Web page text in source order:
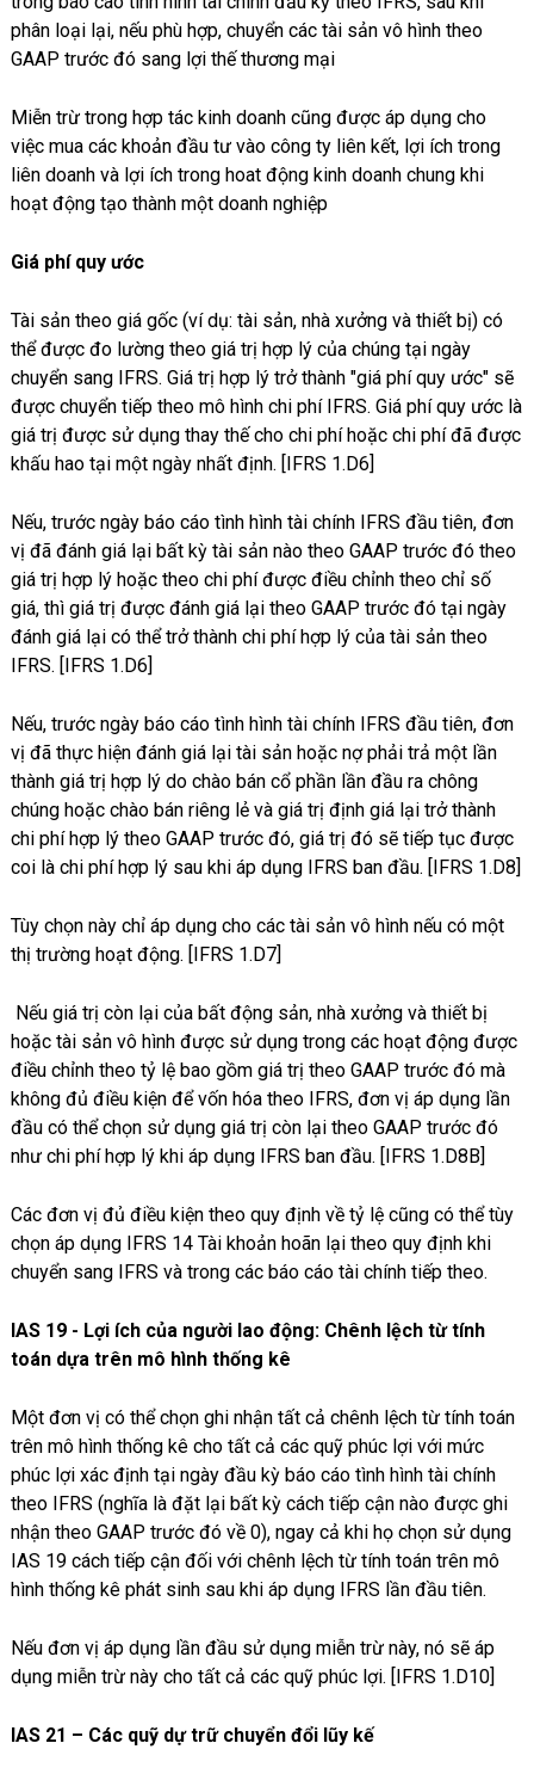
phân loại lại, nếu phù hợp, chuyển các tài sản vô hình theo
GAAP trước đó sang lợi thế thương mại
Miễn trừ trong hợp tác kinh doanh cũng được áp dụng cho
việc mua các khoản đầu tư vào công ty liên kết, lợi ích trong
liên doanh và lợi ích trong hoat động kinh doanh chung khi
hoạt động tạo thành một doanh nghiệp
Giá phí quy ước
Tài sản theo giá gốc (ví dụ: tài sản, nhà xưởng và thiết bị) có
thể được đo lường theo giá trị hợp lý của chúng tại ngày
chuyển sang IFRS. Giá trị hợp lý trở thành "giá phí quy ước" sẽ
được chuyển tiếp theo mô hình chi phí IFRS. Giá phí quy ước là
giá trị được sử dụng thay thế cho chi phí hoặc chi phí đã được
khấu hao tại một ngày nhất định. [IFRS 1.D6]
Nếu, trước ngày báo cáo tình hình tài chính IFRS đầu tiên, đơn
vị đã đánh giá lại bất kỳ tài sản nào theo GAAP trước đó theo
giá trị hợp lý hoặc theo chi phí được điều chỉnh theo chỉ số
giá, thì giá trị được đánh giá lại theo GAAP trước đó tại ngày
đánh giá lại có thể trở thành chi phí hợp lý của tài sản theo
IFRS. [IFRS 1.D6]
Nếu, trước ngày báo cáo tình hình tài chính IFRS đầu tiên, đơn
vị đã thực hiện đánh giá lại tài sản hoặc nợ phải trả một lần
thành giá trị hợp lý do chào bán cổ phần lần đầu ra chông
chúng hoặc chào bán riêng lẻ và giá trị định giá lại trở thành
chi phí hợp lý theo GAAP trước đó, giá trị đó sẽ tiếp tục được
coi là chi phí hợp lý sau khi áp dụng IFRS ban đầu. [IFRS 1.D8]
Tùy chọn này chỉ áp dụng cho các tài sản vô hình nếu có một
thị trường hoạt động. [IFRS 1.D7]
Nếu giá trị còn lại của bất động sản, nhà xưởng và thiết bị
hoặc tài sản vô hình được sử dụng trong các hoạt động được
điều chỉnh theo tỷ lệ bao gồm giá trị theo GAAP trước đó mà
không đủ điều kiện để vốn hóa theo IFRS, đơn vị áp dụng lần
đầu có thể chọn sử dụng giá trị còn lại theo GAAP trước đó
như chi phí hợp lý khi áp dụng IFRS ban đầu. [IFRS 1.D8B]
Các đơn vị đủ điều kiện theo quy định về tỷ lệ cũng có thể tùy
chọn áp dụng IFRS 14 Tài khoản hoãn lại theo quy định khi
chuyển sang IFRS và trong các báo cáo tài chính tiếp theo.
IAS 19 - Lợi ích của người lao động: Chênh lệch từ tính
toán dựa trên mô hình thống kê
Một đơn vị có thể chọn ghi nhận tất cả chênh lệch từ tính toán
trên mô hình thống kê cho tất cả các quỹ phúc lợi với mức
phúc lợi xác định tại ngày đầu kỳ báo cáo tình hình tài chính
theo IFRS (nghĩa là đặt lại bất kỳ cách tiếp cận nào được ghi
nhận theo GAAP trước đó về 0), ngay cả khi họ chọn sử dụng
IAS 19 cách tiếp cận đối với chênh lệch từ tính toán trên mô
hình thống kê phát sinh sau khi áp dụng IFRS lần đầu tiên.
Nếu đơn vị áp dụng lần đầu sử dụng miễn trừ này, nó sẽ áp
dụng miễn trừ này cho tất cả các quỹ phúc lợi. [IFRS 1.D10]
IAS 21 – Các quỹ dự trữ chuyển đổi lũy kế